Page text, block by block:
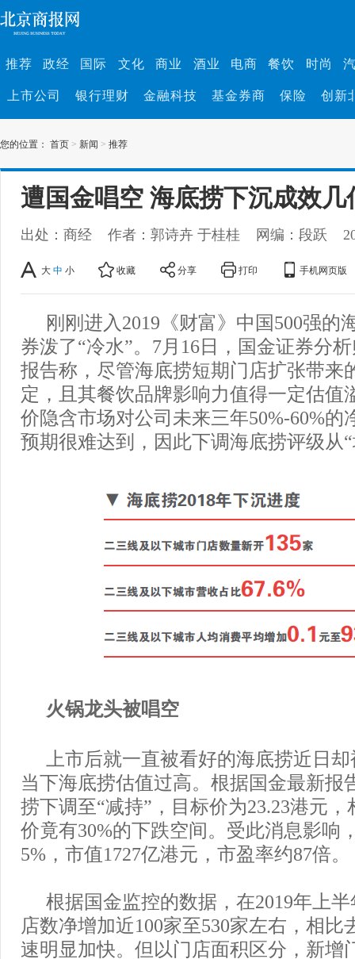
推荐 政经 国际 文化 商业 酒业 电商 餐饮 时尚
上市公司 银行理财 金融科技 基金券商 保险 创新
您的位置： 首页 > 新闻 > 推荐
遭国金唱空 海底捞下沉成效几
出处：商经 作者：郭诗卉 于桂桂 网编：段跃
大 中 小 收藏 分享 打印 手机网页版
刚刚进入2019《财富》中国500强的
券泼了“冷水”。7月16日，国金证券分
报告称，尽管海底捞短期门店扩张带来
定，且其餐饮品牌影响力值得一定估值
价隐含市场对公司未来三年50%-60%的
预期很难达到，因此下调海底捞评级从
火锅龙头被唱空
上市后就一直被看好的海底捞近日
当下海底捞估值过高。根据国金最新报
捞下调至“减持”，目标价为23.23港元
价竟有30%的下跌空间。受此消息影响
5%，市值1727亿港元，市盈率约87倍。
根据国金监控的数据，在2019年上
店数净增加近100家至530家左右，相比
速明显加快。但以门店面积区分，新增